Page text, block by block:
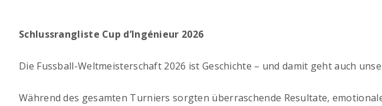
Schlussrangliste Cup d’Ingénieur 2026
Die Fussball-Weltmeisterschaft 2026 ist Geschichte – und damit geht auch
Während des gesamten Turniers sorgten überraschende Resultate,